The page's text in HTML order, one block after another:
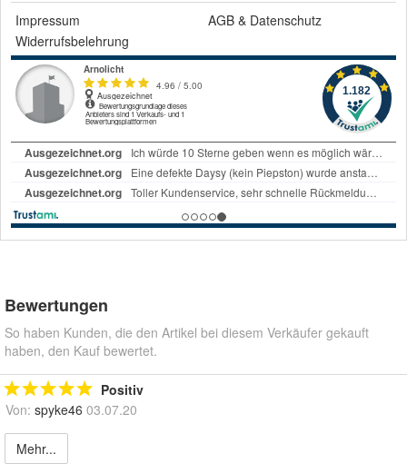
Impressum
AGB & Datenschutz
Widerrufsbelehrung
Bewertungen
So haben Kunden, die den Artikel bei diesem Verkäufer gekauft
haben, den Kauf bewertet.
Positiv
Von: spyke46 03.07.20
Mehr...